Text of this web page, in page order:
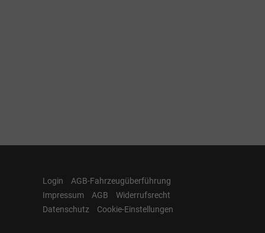
Login
AGB-Fahrzeugüberführung
Impressum
AGB
Widerrufsrecht
Datenschutz
Cookie-Einstellungen